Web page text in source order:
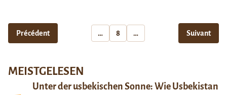
Précédent … 8 … Suivant
MEISTGELESEN
Unter der usbekischen Sonne: Wie Usbekistan